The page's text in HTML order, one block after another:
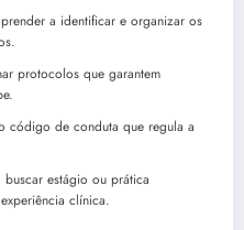
a identificar e organizar os
protocolos que garantem
código de conduta que regula a
estágio ou prática
clínica.